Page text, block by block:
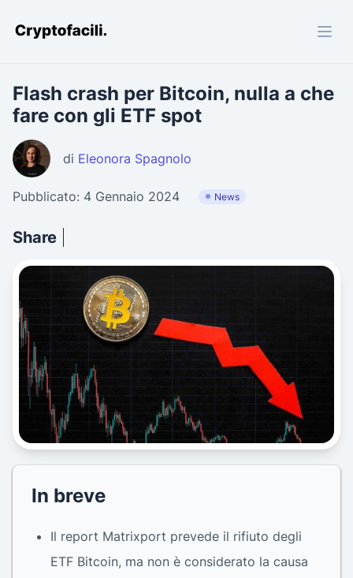
Cryptofacili.com
Flash crash per Bitcoin, nulla a che
fare con gli ETF spot
di Eleonora Spagnolo
Pubblicato: 4 Gennaio 2024 News
Share
In breve
Il report Matrixport prevede il rifiuto degli
ETF Bitcoin, ma non è considerato la causa